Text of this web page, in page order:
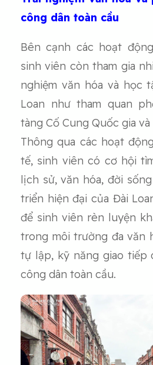
công dân toàn cầu
Bên cạnh các hoạt
sinh viên còn tham gia
nghiệm văn hóa và học
Loan như tham quan
tàng Cố Cung Quốc gia và
Thông qua các hoạt
tế, sinh viên có cơ hội
lịch sử, văn hóa, đời
triển hiện đại của Đài
để sinh viên rèn luyện
trong môi trường đa văn
tự lập, kỹ năng giao tiếp
công dân toàn cầu.